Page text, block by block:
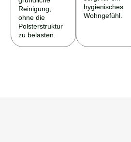
Reinigung,
ohne die
Polsterstruktur
zu belasten.
hygienisches
Wohngefühl.